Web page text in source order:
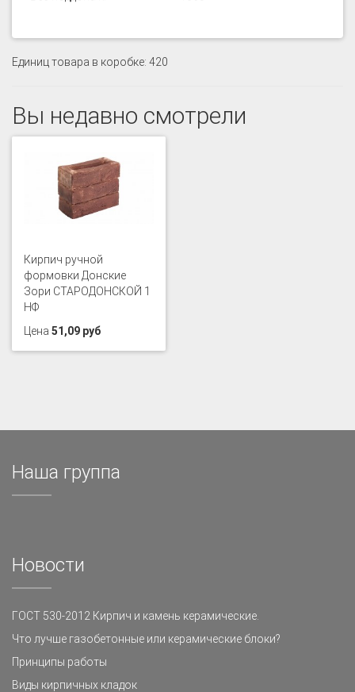
Единиц товара в коробке: 420
Вы недавно смотрели
Кирпич ручной
формовки Донские
Зори СТАРОДОНСКОЙ 1
НФ
Цена 51,09 руб
Наша группа
Новости
ГОСТ 530-2012 Кирпич и камень керамические.
Что лучше газобетонные или керамические блоки?
Принципы работы
Виды кирпичных кладок